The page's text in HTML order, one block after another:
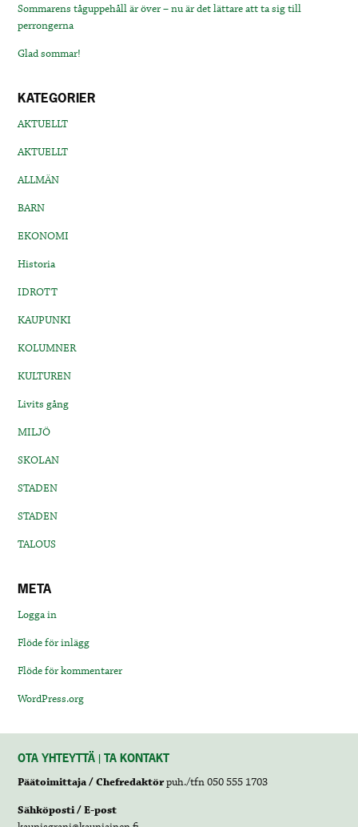
Sommarens tåguppehåll är över – nu är det lättare att ta sig till
perrongerna
Glad sommar!
KATEGORIER
AKTUELLT
AKTUELLT
ALLMÄN
BARN
EKONOMI
Historia
IDROTT
KAUPUNKI
KOLUMNER
KULTUREN
Livits gång
MILJÖ
SKOLAN
STADEN
STADEN
TALOUS
META
Logga in
Flöde för inlägg
Flöde för kommentarer
WordPress.org
OTA YHTEYTTÄ | TA KONTAKT
Päätoimittaja / Chefredaktörpuh./tfn 050 555 1703
Sähköposti / E-post